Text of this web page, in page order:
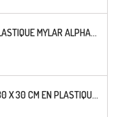
POCHOIR A4 EN PLASTIQUE MYLAR ALPHABET LETTRE TYPO SCIENCE 35 MM
LOT 3 POCHOIRS 30 X 30 CM EN PLASTIQUE MYLAR : ALPHABET COMPLET CABBAGE OMBRE 70 MM